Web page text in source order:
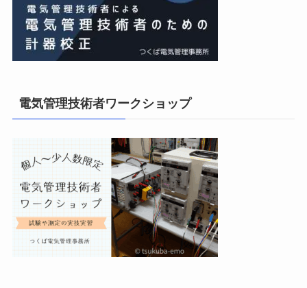
電気管理技術者ワークショップ